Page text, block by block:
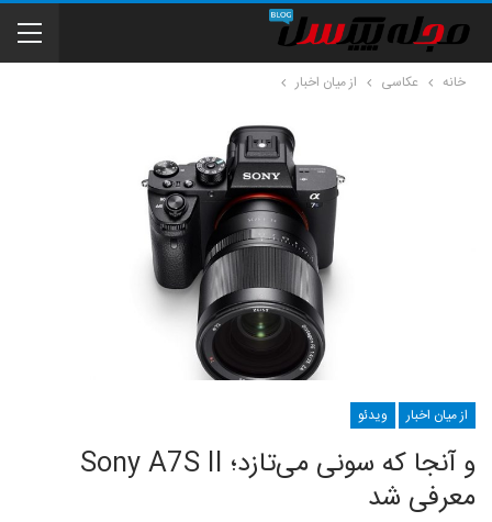
خانه عکاسی از میان اخبار
از میان اخبار ویدئو
و آنجا که سونی می‌تازد؛ Sony A7S II
معرفی شد